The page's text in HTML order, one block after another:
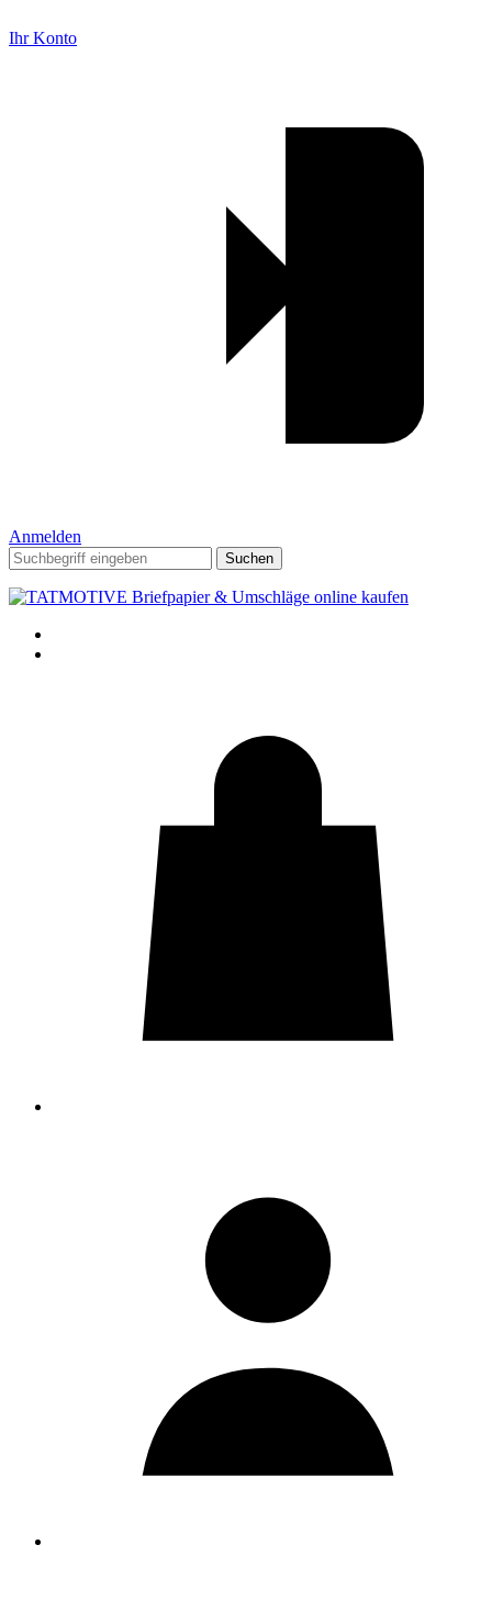
Ihr Konto
Anmelden
Suchen